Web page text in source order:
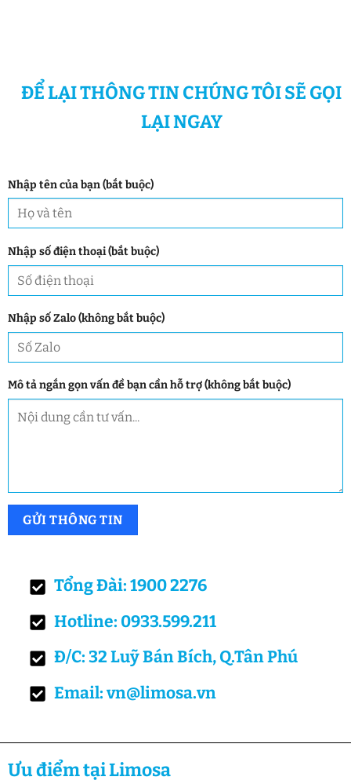
ĐỂ LẠI THÔNG TIN CHÚNG TÔI SẼ GỌI
LẠI NGAY
Nhập tên của bạn (bắt buộc)
Nhập số điện thoại (bắt buộc)
Nhập số Zalo (không bắt buộc)
Mô tả ngắn gọn vấn đề bạn cần hỗ trợ (không bắt buộc)
Tổng Đài: 1900 2276
Hotline: 0933.599.211
Đ/C: 32 Luỹ Bán Bích, Q.Tân Phú
Email: vn@limosa.vn
Ưu điểm tại Limosa